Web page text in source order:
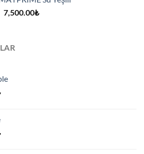
7,500.00₺.
Orijinal
7,500.00₺Şu